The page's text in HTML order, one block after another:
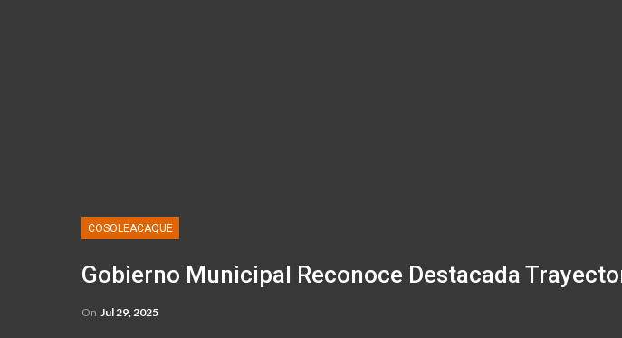
COSOLEACAQUE
Gobierno Municipal Reconoce Destacada
On Jul 29, 2025